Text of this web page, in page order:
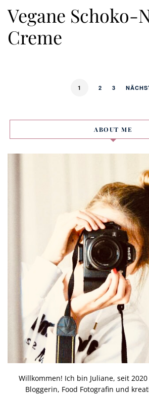
Vegane Schoko-
Creme
1 2 3
ABOUT ME
Willkommen! Ich bin Juliane, seit
Bloggerin, Food Fotografin und